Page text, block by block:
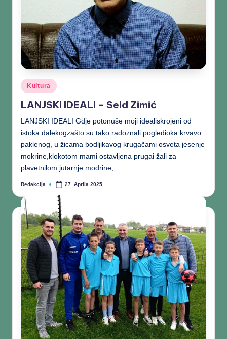
Kultura
LANJSKI IDEALI – Seid Zimić
LANJSKI IDEALI Gdje potonuše moji idealiskrojeni od
istoka dalekogzašto su tako radoznali pogledioka krvavo
paklenog, u žicama bodljikavog krugačami osveta jesenje
mokrine,klokotom mami ostavljena prugai žali za
plavetnilom jutarnje modrine,…
Redakcija 27. Aprila 2025.